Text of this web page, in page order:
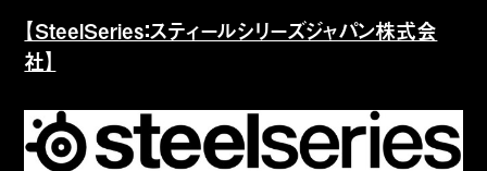
【SteelSeries：スティールシリーズジャパン株式会
社】